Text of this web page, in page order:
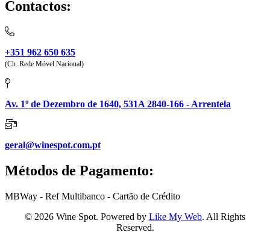
Contactos:
+351 962 650 635
(Ch. Rede Móvel Nacional)
Av. 1º de Dezembro de 1640, 531A 2840-166 - Arrentela
geral@winespot.com.pt
Métodos de Pagamento:
MBWay - Ref Multibanco - Cartão de Crédito
© 2026 Wine Spot. Powered by Like My Web. All Rights
Reserved.